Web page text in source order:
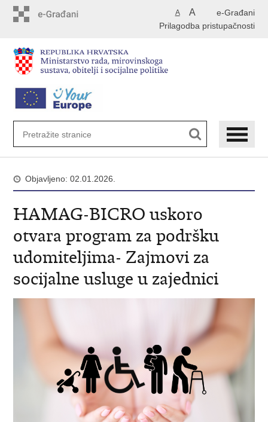
e-Građani
A A
Prilagodba pristupačnosti
Objavljeno: 02.01.2026.
HAMAG-BICRO uskoro
otvara program za podršku
udomiteljima- Zajmovi za
socijalne usluge u zajednici